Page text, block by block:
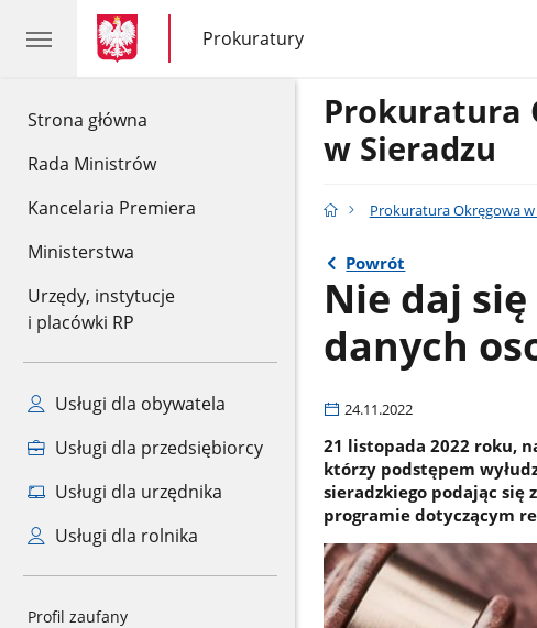
Strona główna
Rada Ministrów
Kancelaria Premiera
Ministerstwa
Urzędy, instytucje
i placówki RP
Usługi dla obywatela
Usługi dla przedsiębiorcy
Usługi dla urzędnika
Usługi dla rolnika
Profil zaufany
gov.pl
gov.pl
Prokuratury
gov.pl
Prokuratury
Prokuratura
w Sieradzu
Prokuratura Okręgowa w
Powrót
Nie daj
danych
24.11.2022
21 listopada 2022 roku,
którzy podstępem
sieradzkiego podając się
programie dotyczącym